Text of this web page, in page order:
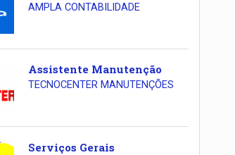
AMPLA CONTABILIDADE
Assistente Manutenção
TECNOCENTER MANUTENÇÕES
Serviços Gerais